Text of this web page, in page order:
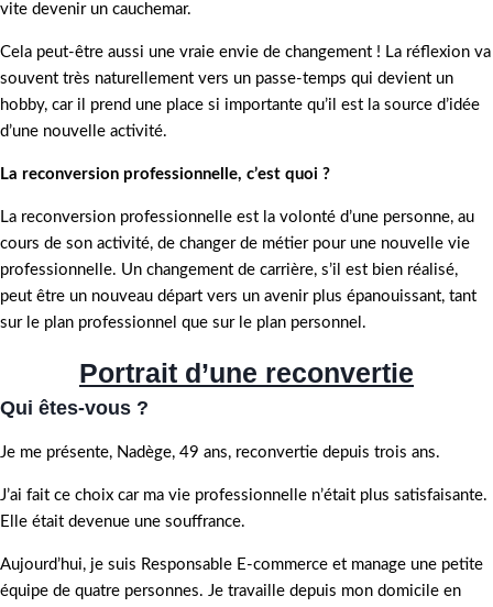
vite devenir un cauchemar.
Cela peut-être aussi une vraie envie de changement ! La réflexion va
souvent très naturellement vers un passe-temps qui devient un
hobby, car il prend une place si importante qu’il est la source d’idée
d’une nouvelle activité.
La reconversion professionnelle, c’est quoi ?
La reconversion professionnelle est la volonté d’une personne, au
cours de son activité, de changer de métier pour une nouvelle vie
professionnelle. Un changement de carrière, s’il est bien réalisé,
peut être un nouveau départ vers un avenir plus épanouissant, tant
sur le plan professionnel que sur le plan personnel.
Portrait d’une reconvertie
Qui êtes-vous ?
Je me présente, Nadège, 49 ans, reconvertie depuis trois ans.
J’ai fait ce choix car ma vie professionnelle n’était plus satisfaisante.
Elle était devenue une souffrance.
Aujourd’hui, je suis Responsable E-commerce et manage une petite
équipe de quatre personnes. Je travaille depuis mon domicile en